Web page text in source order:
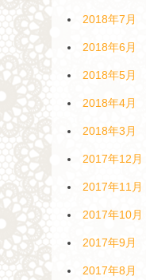
2018年7月
2018年6月
2018年5月
2018年4月
2018年3月
2017年12月
2017年11月
2017年10月
2017年9月
2017年8月